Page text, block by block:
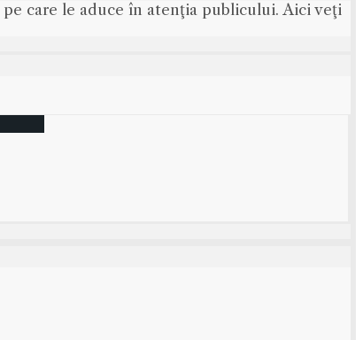
care le aduce în atenţia publicului. Aici veţi